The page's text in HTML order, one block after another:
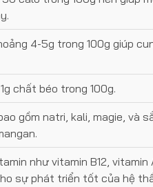
4-5g trong 100g giúp
chất béo trong 100g.
gồm natri, kali, magie, và
như vitamin B12, vitamin
sự phát triển tốt của hệ